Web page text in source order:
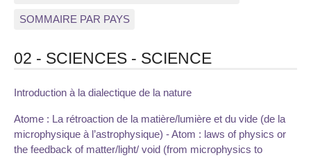
SOMMAIRE PAR PAYS
02 - SCIENCES - SCIENCE
Introduction à la dialectique de la nature
Atome : La rétroaction de la matière/lumière et du vide (de la
microphysique à l’astrophysique) - Atom : laws of physics or
the feedback of matter/light/ void (from microphysics to